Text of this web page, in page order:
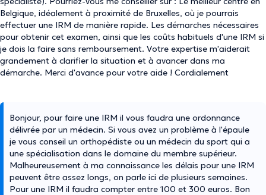
Belgique, idéalement à proximité de Bruxelles, où je pourrais
effectuer une IRM de manière rapide. Les démarches nécessaires
pour obtenir cet examen, ainsi que les coûts habituels d'une IRM si
je dois la faire sans remboursement. Votre expertise m'aiderait
grandement à clarifier la situation et à avancer dans ma
démarche. Merci d'avance pour votre aide ! Cordialement
Bonjour, pour faire une IRM il vous faudra une ordonnance
délivrée par un médecin. Si vous avez un problème à l'épaule
je vous conseil un orthopédiste ou un médecin du sport qui a
une spécialisation dans le domaine du membre supérieur.
Malheureusement à ma connaissance les délais pour une IRM
peuvent être assez longs, on parle ici de plusieurs semaines.
Pour une IRM il faudra compter entre 100 et 300 euros. Bon